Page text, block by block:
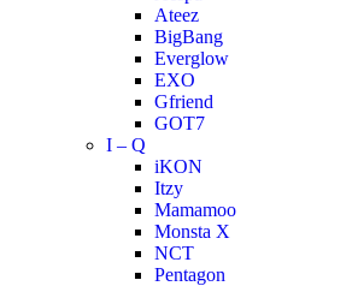
Ateez
BigBang
Everglow
EXO
Gfriend
GOT7
I – Q
iKON
Itzy
Mamamoo
Monsta X
NCT
Pentagon